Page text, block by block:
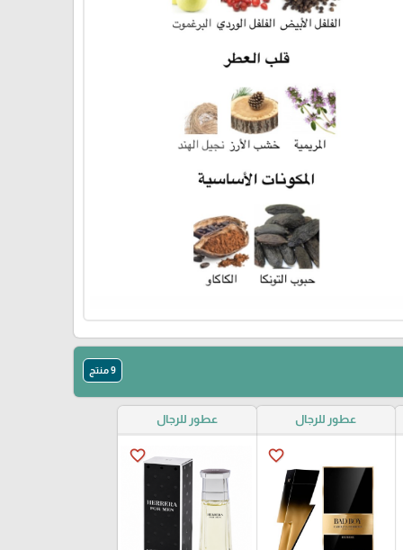
9 منتج
عطور للرجال
favorite_border
عطور للرجال
favorite_border